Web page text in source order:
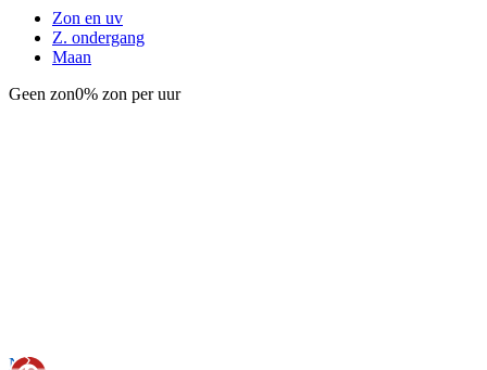
Zon en uv
Z. ondergang
Maan
Geen zon0% zon per uur
Nu